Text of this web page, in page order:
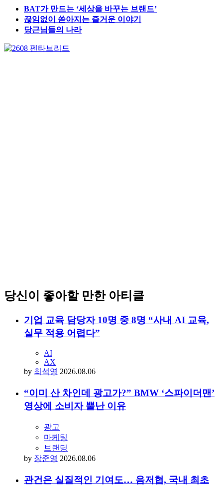
BAT가 만드는 ‘세상을 바꾸는 브랜드’
끊임없이 쏟아지는 즐거운 이야기
당근님들의 나라
당신이 좋아할 만한 아티클
기업 교육 담당자 10명 중 8명 “사내 AI 교육,
실무 적용 어렵다”
AI
AX
by 최석영 2026.08.06
“이미 산 차인데 광고가?” BMW ‘스파이더맨’
영상에 소비자 뿔난 이유
광고
마케팅
브랜딩
by 장준영 2026.08.06
관건은 실질적인 기여도… 음저협, 국내 최초